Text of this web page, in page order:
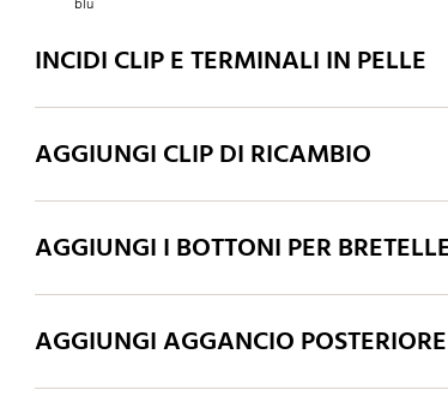
INCIDI CLIP E TERMINALI IN PELLE
AGGIUNGI CLIP DI RICAMBIO
AGGIUNGI I BOTTONI PER
AGGIUNGI AGGANCIO